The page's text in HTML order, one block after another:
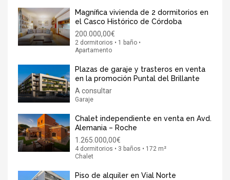
Magnífica vivienda de 2 dormitorios en
el Casco Histórico de Córdoba
200.000,00€
2 dormitorios • 1 baño •
Apartamento
Plazas de garaje y trasteros en venta
en la promoción Puntal del Brillante
A consultar
Garaje
Chalet independiente en venta en Avd.
Alemania – Roche
1.265.000,00€
4 dormitorios • 3 baños • 172 m²
Chalet
Piso de alquiler en Vial Norte